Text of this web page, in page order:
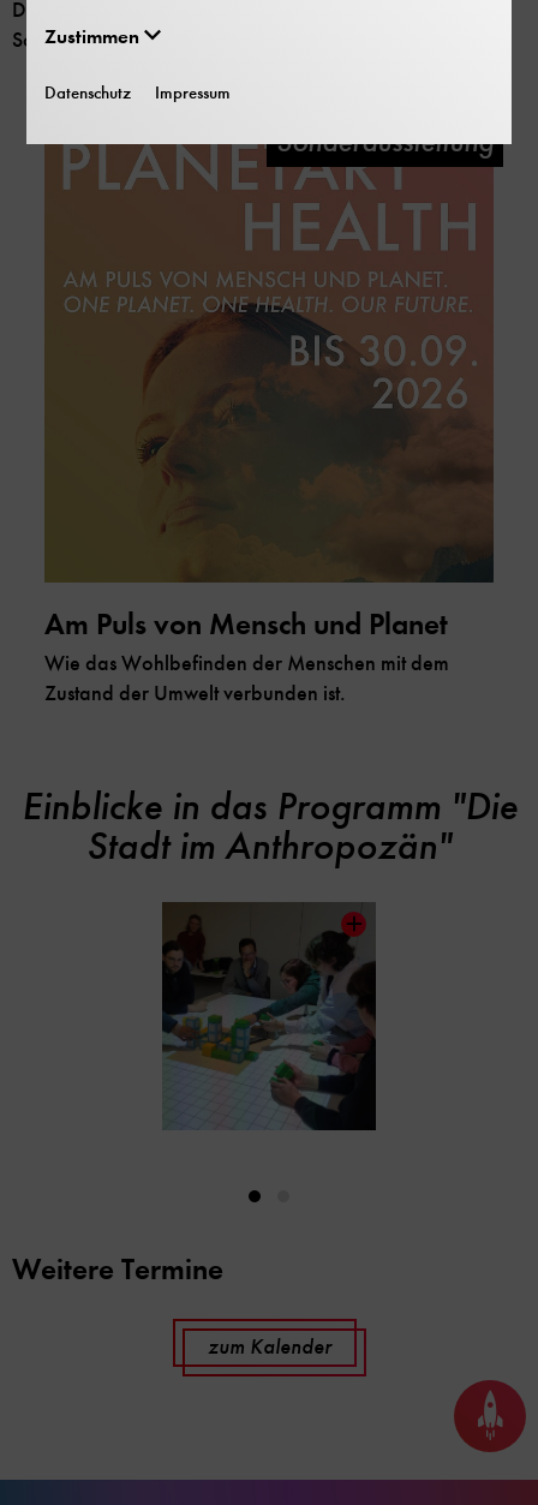
Der Workshop wird im Begleitprogramm zur aktuellen
Sonderausstellung “Planetary Health” angeboten.
Am Puls von Mensch und Planet
Wie das Wohlbefinden der Menschen mit dem
Zustand der Umwelt verbunden ist.
Sonderausstellung
Einblicke in das Programm "Die
Stadt im Anthropozän"
Inhaltskarussell
überspringen
Weitere Termine
zum Kalender
Seite
nach
oben
Zustimmen
Datenschutz Impressum